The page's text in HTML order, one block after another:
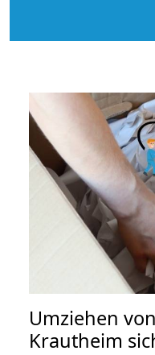
Umziehen von
Krautheim